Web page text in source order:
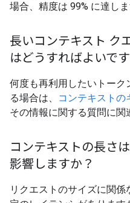
場合、精度は 99% に達しま
長いコンテキスト ク
はどうすればよいで
何度も再利用したいトー
る場合は、
コンテキストの
その情報に関する質問に関
コンテキストの長さ
影響しますか？
リクエストのサイズに関